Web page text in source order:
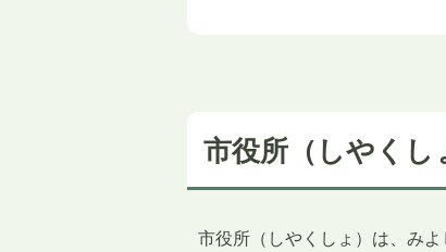
市役所（しやくし
市役所（しやくしょ）は、み